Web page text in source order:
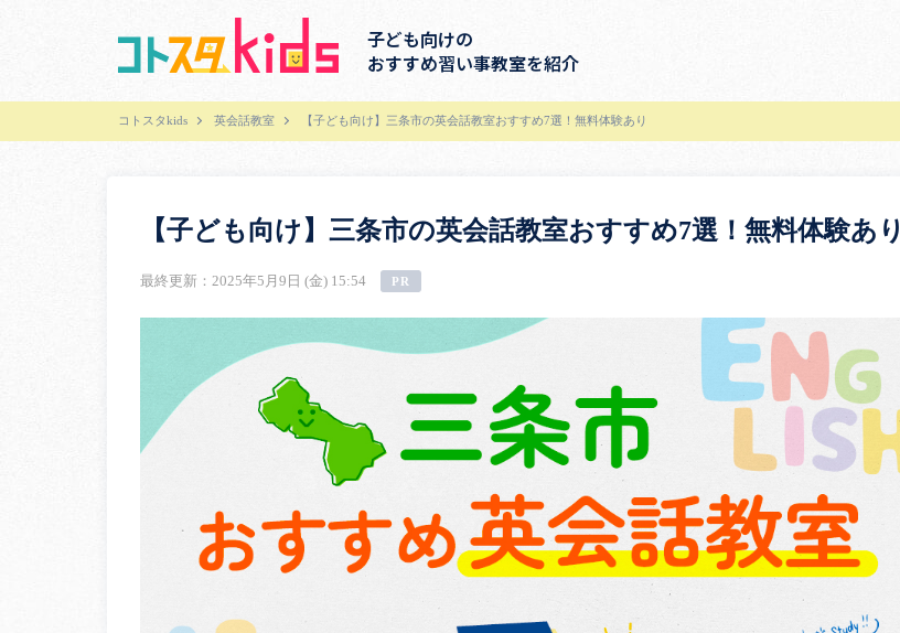
子ども向けの
おすすめ習い事教室を紹介
コトスタkids 英会話教室 【子ども向け】三条市の英会話教室おすすめ7選！無料体験あり
【子ども向け】三条市の英会話教室おすすめ7選！無料体験あり
最終更新：2025年5月9日 (金) 15:54 PR